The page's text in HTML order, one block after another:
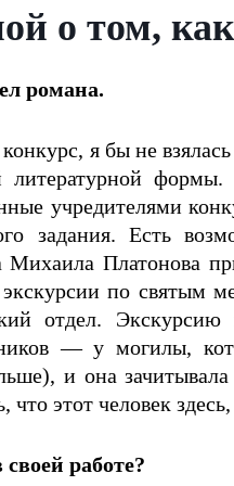
о том,
романа.
я бы не
формы.
учредителями
задания. Есть
Михаила Платонова
по святым
отдел.
— у могилы,
и она
этот человек
работе?